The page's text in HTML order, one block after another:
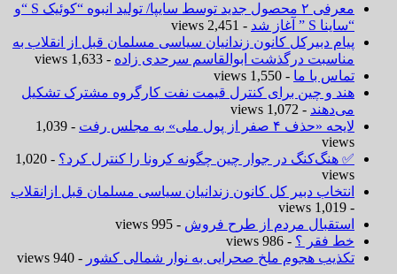
معرفی ۲ محصول جدید توسط سایپا/ تولید انبوه “کوئیک S “و
“ساینا S ” آغاز شد
- 2,451 views
پیام دبیرکل کانون زندانیان سیاسی مسلمان قبل از انقلاب به
مناسبت درگذشت ابوالقاسم سرحدی زاده - 1,633 views
تماس با ما - 1,550 views
هند و چین برای کنترل قیمت نفت کارگروه مشترک تشکیل
می‌دهند - 1,072 views
لایحه «حذف ۴ صفر از پول ملی» به مجلس رفت
- 1,039
views
✅ هنگ‌کنگ در جوار چین چگونه کرونا را کنترل کرد؟
- 1,020
views
انتخاب دبیر کل کانون زندانیان سیاسی مسلمان قبل ازانقلاب
- 1,019 views
استقبال مردم از طرح فروش - 995 views
خط فقر ؟ - 986 views
تکذیب هجوم ملخ صحرایی به نوار شمالی کشور - 940 views